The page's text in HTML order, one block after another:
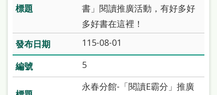
閱
網
兒
童
書」閱讀推廣活動，有好多好
多好書在這裡！
115-08-01
5
永春分館-「閱讀E霸分」推廣